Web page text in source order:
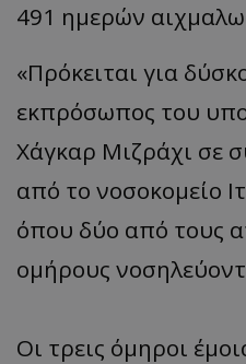
491 ημερών
«Πρόκειται για
εκπρόσωπος του
Χάγκαρ Μιζράχι σε
από το νοσοκομείο
όπου δύο από τους
ομήρους
Οι τρεις όμηροι